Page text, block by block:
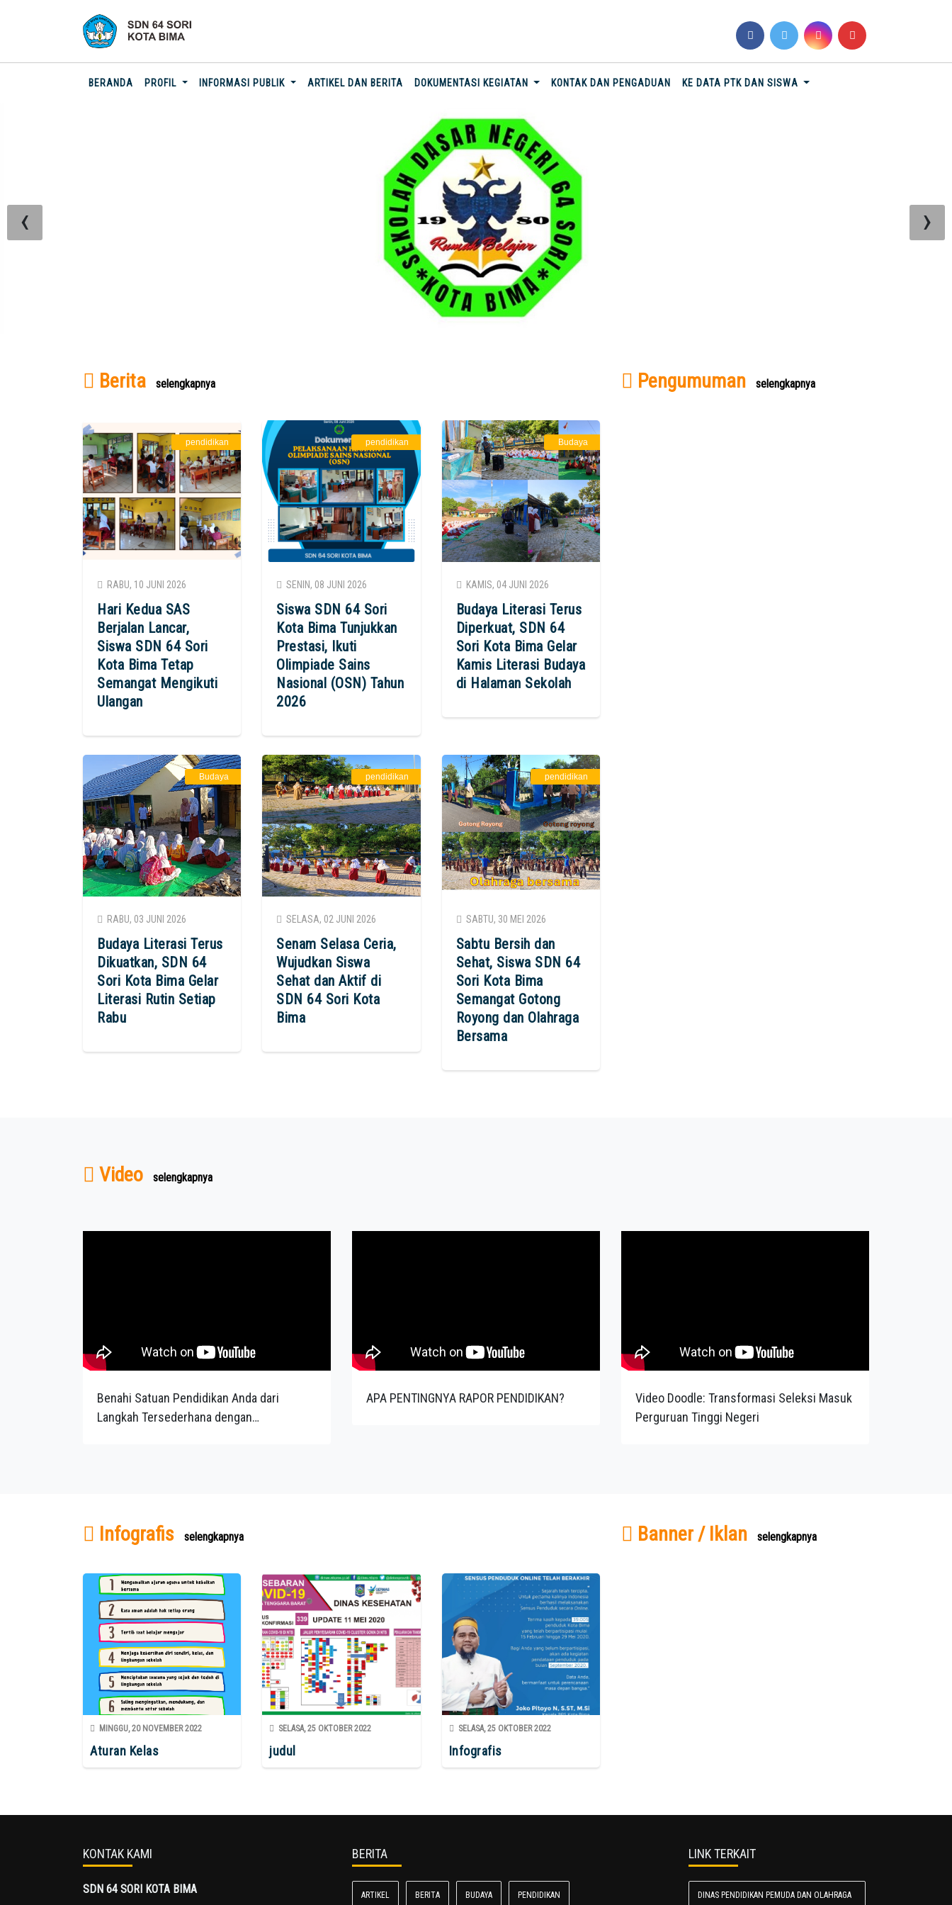
BERANDA (CURRENT)
PROFIL INFORMASI PUBLIK ARTIKEL DAN BERITA DOKUMENTASI KEGIATAN KONTAK DAN PENGADUAN KE DATA PTK DAN SISWA
‹ ›
Berita selengkapnya
pendidikan
RABU, 10 JUNI 2026
Hari Kedua SAS
Berjalan Lancar,
Siswa SDN 64 Sori
Kota Bima Tetap
Semangat Mengikuti
Ulangan
pendidikan
SENIN, 08 JUNI 2026
Siswa SDN 64 Sori
Kota Bima Tunjukkan
Prestasi, Ikuti
Olimpiade Sains
Nasional (OSN) Tahun
2026
Budaya
KAMIS, 04 JUNI 2026
Budaya Literasi Terus
Diperkuat, SDN 64
Sori Kota Bima Gelar
Kamis Literasi Budaya
di Halaman Sekolah
Budaya
RABU, 03 JUNI 2026
Budaya Literasi Terus
Dikuatkan, SDN 64
Sori Kota Bima Gelar
Literasi Rutin Setiap
Rabu
pendidikan
SELASA, 02 JUNI 2026
Senam Selasa Ceria,
Wujudkan Siswa
Sehat dan Aktif di
SDN 64 Sori Kota
Bima
pendidikan
SABTU, 30 MEI 2026
Sabtu Bersih dan
Sehat, Siswa SDN 64
Sori Kota Bima
Semangat Gotong
Royong dan Olahraga
Bersama
Pengumuman selengkapnya
Video selengkapnya
Benahi Satuan Pendidikan Anda dari
Langkah Tersederhana dengan
APA PENTINGNYA RAPOR PENDIDIKAN?
Video Doodle: Transformasi Seleksi Masuk
Perguruan Tinggi Negeri
Infografis selengkapnya
MINGGU, 20 NOVEMBER 2022
Aturan Kelas
SELASA, 25 OKTOBER 2022
judul
SELASA, 25 OKTOBER 2022
Infografis
Banner / Iklan selengkapnya
KONTAK KAMI
SDN 64 SORI KOTA BIMA
BERITA
ARTIKEL BERITA BUDAYA PENDIDIKAN
LINK TERKAIT
DINAS PENDIDIKAN PEMUDA DAN OLAHRAGA